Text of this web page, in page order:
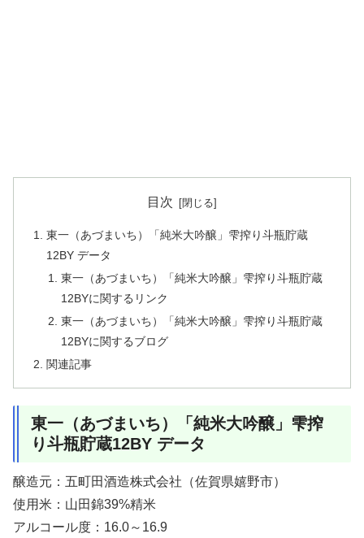
目次
東一（あづまいち）「純米大吟醸」雫搾り斗瓶貯蔵
12BY データ
東一（あづまいち）「純米大吟醸」雫搾り斗瓶貯蔵
12BYに関するリンク
東一（あづまいち）「純米大吟醸」雫搾り斗瓶貯蔵
12BYに関するブログ
関連記事
東一（あづまいち）「純米大吟醸」雫搾
り斗瓶貯蔵12BY データ
醸造元：五町田酒造株式会社（佐賀県嬉野市）
使用米：山田錦39%精米
アルコール度：16.0～16.9